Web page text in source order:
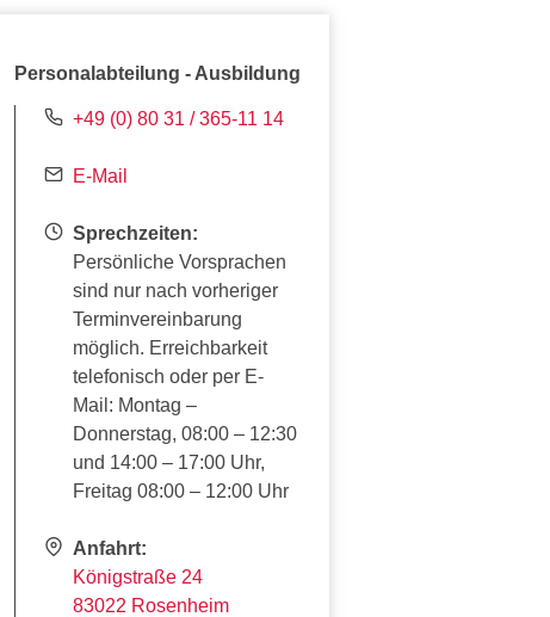
Personalabteilung - Ausbildung
+49 (0) 80 31 / 365-11 14
E-Mail
Sprechzeiten:
Persönliche Vorsprachen
sind nur nach vorheriger
Terminvereinbarung
möglich. Erreichbarkeit
telefonisch oder per E-
Mail: Montag –
Donnerstag, 08:00 – 12:30
und 14:00 – 17:00 Uhr,
Freitag 08:00 – 12:00 Uhr
Anfahrt:
Königstraße 24
83022 Rosenheim